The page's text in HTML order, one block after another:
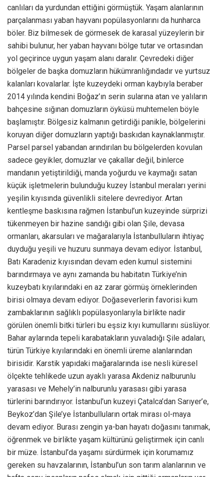
canlıları da yurdundan ettiğini görmüştük. Yaşam alanlarının
parçalanması yaban hayvanı popülasyonlarını da hunharca
böler. Biz bilmesek de görmesek de karasal yüzeylerin bir
sahibi bulunur, her yaban hayvanı bölge tutar ve ortasından
yol geçirince uygun yaşam alanı daralır. Çevredeki diğer
bölgeler de başka domuzların hükümranlığındadır ve yurtsuz
kalanları kovalarlar. İşte kuzeydeki orman kaybıyla beraber
2014 yılında kendini Boğaz’ın serin sularına atan ve yalıların
bahçesine sığınan domuzların öyküsü muhtemelen böyle
başlamıştır. Bölgesiz kalmanın getirdiği panikle, bölgelerini
koruyan diğer domuzların yaptığı baskıdan kaynaklanmıştır.
Parsel parsel yabandan arındırılan bu bölgelerden kovulan
sadece geyikler, domuzlar ve çakallar değil, binlerce
mandanın yetiştirildiği, manda yoğurdu ve kaymağı satan
küçük işletmelerin bulunduğu kuzey İstanbul meraları yerini
yeşilin kıyısında güvenlikli sitelere devrediyor. Artan
kentleşme baskısına rağmen İstanbul’un kuzeyinde sürprizi
tükenmeyen bir hazine sandığı gibi olan Şile, devasa
ormanları, akarsuları ve mağaralarıyla İstanbulluların ihtiyaç
duyduğu yeşili ve huzuru sunmaya devam ediyor. İstanbul,
Batı Karadeniz kıyısından devam eden kumul sistemini
barındırmaya ve aynı zamanda bu habitatın Türkiye’nin
kuzeybatı kıyılarındaki en az zarar görmüş örneklerinden
birisi olmaya devam ediyor. Doğaseverlerin favorisi kum
zambaklarının sağlıklı popülasyonlarıyla birlikte nadir
görülen önemli bitki türleri bu eşsiz kıyı kumullarını süslüyor.
Bahar aylarında tepeli karabatakların yuvaladığı Şile adaları,
türün Türkiye kıyılarındaki en önemli üreme alanlarından
birisidir. Karstik yapıdaki mağaralarında ise nesli küresel
ölçekte tehlikede uzun ayaklı yarasa Akdeniz nalburunlu
yarasası ve Mehely’in nalburunlu yarasası gibi yarasa
türlerini barındırıyor. İstanbul’un kuzeyi Çatalca’dan Sarıyer’e,
Beykoz’dan Şile’ye İstanbulluların ortak mirası ol-maya
devam ediyor. Burası zengin ya-ban hayatı doğasını tanımak,
öğrenmek ve birlikte yaşam kültürünü geliştirmek için canlı
bir müze. İstanbul’da yaşamı sürdürmek için korumamız
gereken su havzalarının, İstanbul’un son tarım alanlarının ve